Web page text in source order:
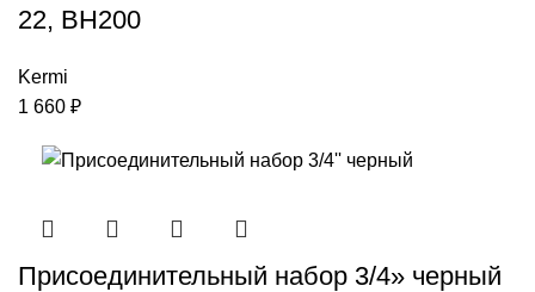
22, ВН200
Kermi
1 660 ₽
Присоединительный набор 3/4» черный